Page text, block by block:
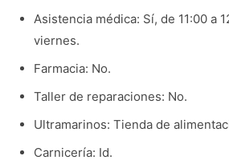
Asistencia médica: Sí, de 11:00 a
viernes.
Farmacia: No.
Taller de reparaciones: No.
Ultramarinos: Tienda de
Carnicería: Id.